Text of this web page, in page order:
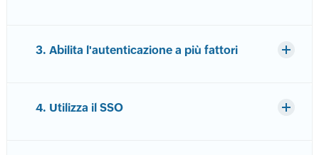
3. Abilita l'autenticazione a più fattori
4. Utilizza il SSO